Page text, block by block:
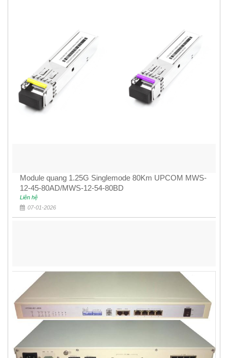
Module quang 1.25G Singlemode 80Km UPCOM MWS-
12-45-80AD/MWS-12-54-80BD
Liên hệ
07-01-2026